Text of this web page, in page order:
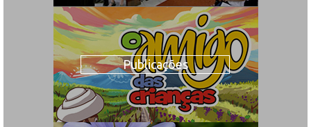
Publicações